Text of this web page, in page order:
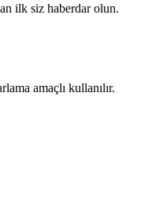
ilk siz haberdar olun.
amaçlı kullanılır.